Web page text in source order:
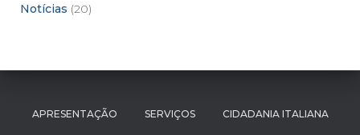
Notícias (20)
APRESENTAÇÃO SERVIÇOS CIDADANIA ITALIANA